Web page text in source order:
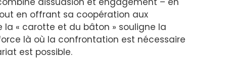
en offrant sa coopération aux
« carotte et du bâton » souligne la
là où la confrontation est nécessaire
est possible.